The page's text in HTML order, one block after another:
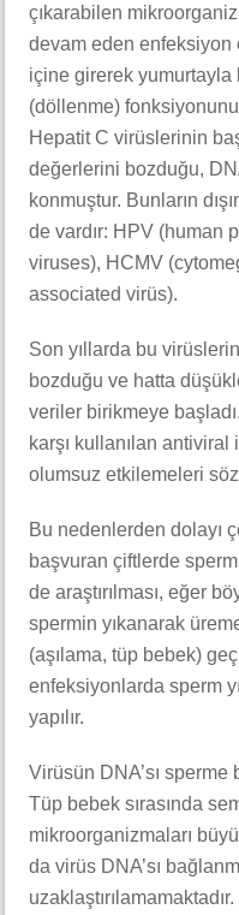
çıkarabilen
devam eden enfeksiyon
içine girerek
(döllenme)
Hepatit C virüslerinin
değerlerini bozduğu,
konmuştur. Bunların
de vardır: HPV (human
viruses), HCMV
associated virüs).
Son yıllarda bu
bozduğu ve hatta
veriler birikmeye
karşı kullanılan
olumsuz etkilemeleri
Bu nedenlerden dolayı
başvuran çiftlerde
de araştırılması, eğer
spermin yıkanarak
(aşılama, tüp bebek)
enfeksiyonlarda sperm
yapılır.
Virüsün DNA’sı
Tüp bebek sırasında
mikroorganizmaları
da virüs DNA’sı